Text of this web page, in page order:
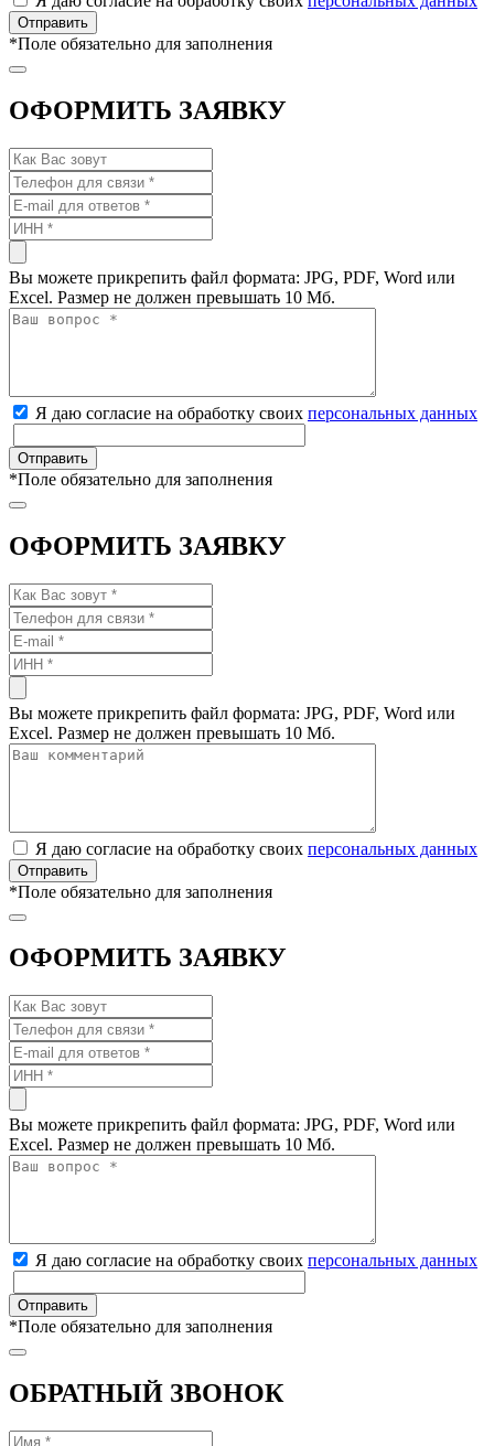
*Поле обязательно для заполнения
ОФОРМИТЬ ЗАЯВКУ
Вы можете прикрепить файл формата: JPG, PDF, Word или
Excel. Размер не должен превышать 10 Мб.
Я даю согласие на обработку своих персональных данных
*Поле обязательно для заполнения
ОФОРМИТЬ ЗАЯВКУ
Вы можете прикрепить файл формата: JPG, PDF, Word или
Excel. Размер не должен превышать 10 Мб.
Я даю согласие на обработку своих персональных данных
*Поле обязательно для заполнения
ОФОРМИТЬ ЗАЯВКУ
Вы можете прикрепить файл формата: JPG, PDF, Word или
Excel. Размер не должен превышать 10 Мб.
Я даю согласие на обработку своих персональных данных
*Поле обязательно для заполнения
ОБРАТНЫЙ ЗВОНОК